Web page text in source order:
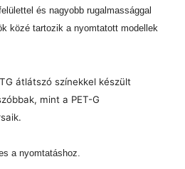
és nagyobb rugalmassággal
közé tartozik a nyomtatott modellek
átlátszó színekkel készült
mint a PET-G
a nyomtatáshoz.